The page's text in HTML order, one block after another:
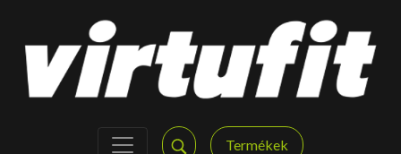
Termékek